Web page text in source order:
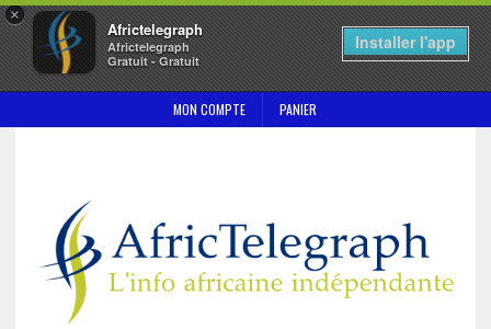
×
Africtelegraph
Africtelegraph
Gratuit - Gratuit
Installer l'app
MON COMPTE PANIER